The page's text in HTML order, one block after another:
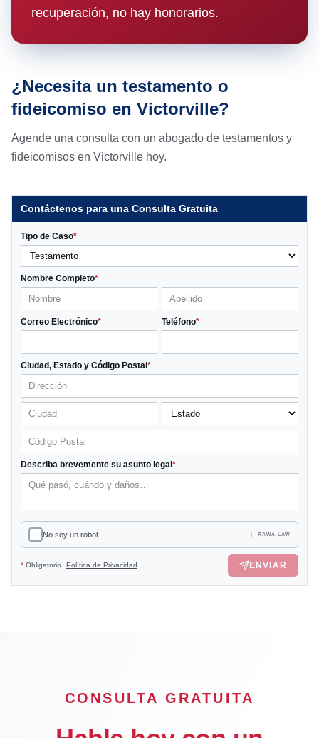
recuperación, no hay honorarios.
¿Necesita un testamento o
fideicomiso en Victorville?
Agende una consulta con un abogado de testamentos y
fideicomisos en Victorville hoy.
Contáctenos para una Consulta Gratuita
Tipo de Caso*
Nombre Completo*
Correo Electrónico* Teléfono*
Ciudad, Estado y Código Postal*
Describa brevemente su asunto legal*
No soy un robot RAWA LAW
* Obligatorio Política de Privacidad ENVIAR
CONSULTA GRATUITA